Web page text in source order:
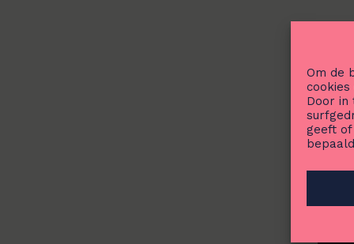
Om de
Door in
geeft
E-